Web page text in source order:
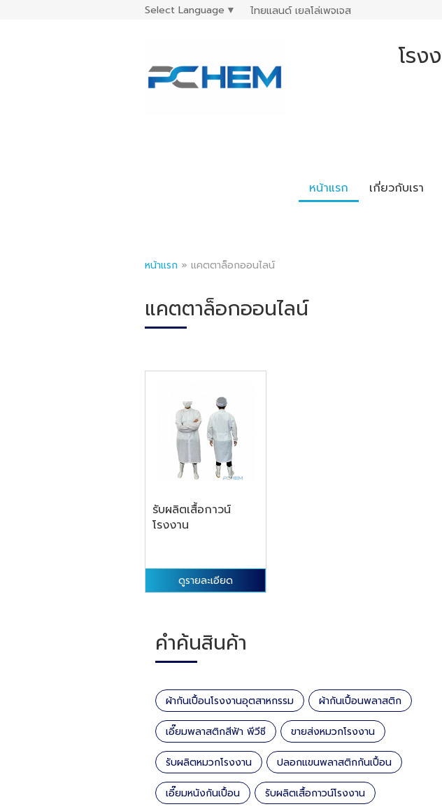
Select Language ▼ ไทยแลนด์ เยลโล่เพจเจส
โรง
หน้าแรก เกี่ยวกับเรา
หน้าแรก » แคตตาล็อกออนไลน์
แคตตาล็อกออนไลน์
รับผลิตเสื้อกาวน์
โรงงาน
ดูรายละเอียด
คำค้นสินค้า
ผ้ากันเปื้อนโรงงานอุตสาหกรรม ผ้ากันเปื้อนพลาสติก
เอี๊ยมพลาสติกสีฟ้า พีวีซี ขายส่งหมวกโรงงาน
รับผลิตหมวกโรงงาน ปลอกแขนพลาสติกกันเปื้อน
เอี๊ยมหนังกันเปื้อน รับผลิตเสื้อกาวน์โรงงาน